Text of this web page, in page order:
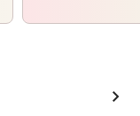
chevron_right